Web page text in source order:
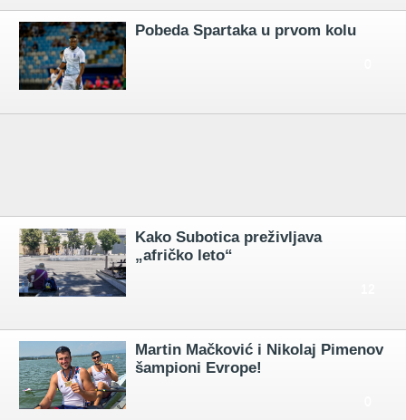
Pobeda Spartaka u prvom kolu
Kako Subotica preživljava
„afričko leto“
Martin Mačković i Nikolaj Pimenov
šampioni Evrope!